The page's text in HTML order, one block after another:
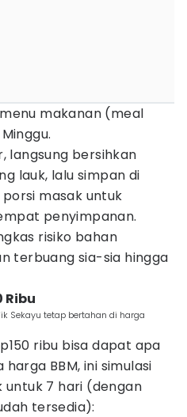
makanan (meal
langsung bersihkan
lauk, lalu simpan di
masak untuk
penyimpanan.
risiko bahan
terbuang sia-sia hingga
Ribu
Sekayu tetap bertahan di harga
ribu bisa dapat apa
BBM, ini simulasi
7 hari (dengan
tersedia):